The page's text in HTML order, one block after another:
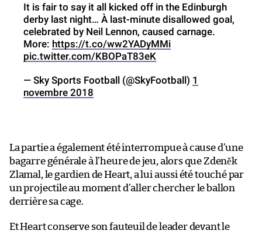
It is fair to say it all kicked off in the Edinburgh
derby last night… À last-minute disallowed goal,
celebrated by Neil Lennon, caused carnage.
More: https://t.co/ww2YADyMMi
pic.twitter.com/KBOPaT83eK
— Sky Sports Football (@SkyFootball) 1
novembre 2018
La partie a également été interrompue à cause d’une
bagarre générale à l’heure de jeu, alors que Zdeněk
Zlamal, le gardien de Heart, a lui aussi été touché par
un projectile au moment d’aller chercher le ballon
derrière sa cage.
Et Heart conserve son fauteuil de leader devant le